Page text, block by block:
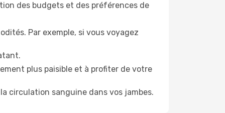
des budgets et des préférences de
Par exemple, si vous voyagez
plus paisible et à profiter de votre
circulation sanguine dans vos jambes.